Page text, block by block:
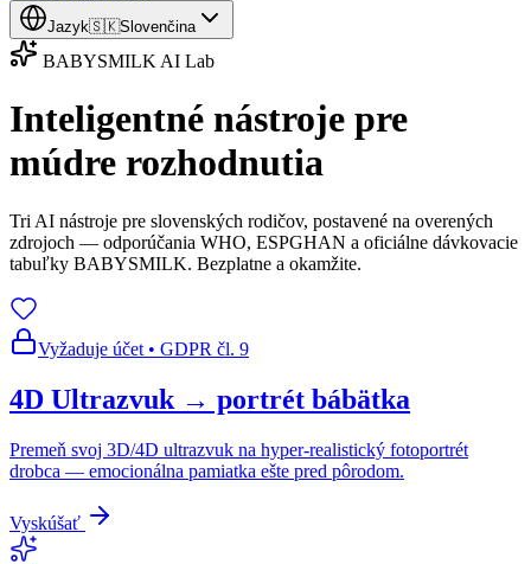
Jazyk🇸🇰Slovenčina
BABYSMILK AI Lab
Inteligentné nástroje pre
múdre rozhodnutia
Tri AI nástroje pre slovenských rodičov, postavené na overených
zdrojoch — odporúčania WHO, ESPGHAN a oficiálne dávkovacie
tabuľky BABYSMILK. Bezplatne a okamžite.
Vyžaduje účet • GDPR čl. 9
4D Ultrazvuk → portrét bábätka
Premeň svoj 3D/4D ultrazvuk na hyper-realistický fotoportrét
drobca — emocionálna pamiatka ešte pred pôrodom.
Vyskúšať